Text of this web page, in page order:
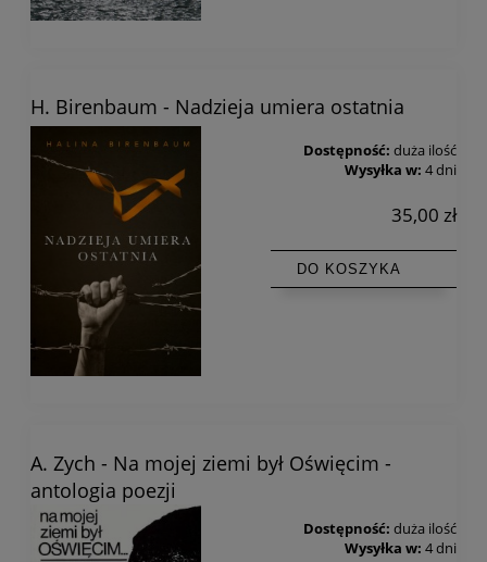
H. Birenbaum - Nadzieja umiera ostatnia
Dostępność: duża ilość
Wysyłka w: 4 dni
35,00 zł
DO KOSZYKA
A. Zych - Na mojej ziemi był Oświęcim -
antologia poezji
Dostępność: duża ilość
Wysyłka w: 4 dni